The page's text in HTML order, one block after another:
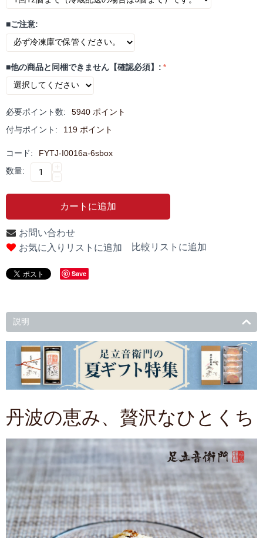
■ご注意:
■他の商品と同梱できません【確認必須】:
必要ポイント数:
5940 ポイント
付与ポイント:
119 ポイント
コード:
FYTJ-I0016a-6sbox
数量:
+
−
カートに追加
お問い合わせ
お気に入りリストに追加
比較リストに追加
Save
説明
丹波の恵み、贅沢なひとくち